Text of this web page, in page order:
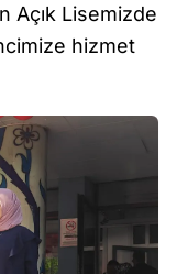
Açık Lisemizde
hizmet